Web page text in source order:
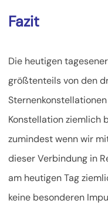
Fazit
Die heutigen
größtenteils von den
Konstellation ziemlich
zumindest wenn wir
dieser Verbindung in
am heutigen Tag
keine besonderen